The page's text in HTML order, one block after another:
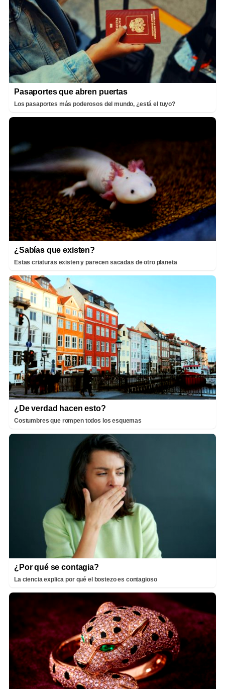
Pasaportes que abren puertas
Los pasaportes más poderosos del mundo, ¿está el tuyo?
¿Sabías que existen?
Estas criaturas existen y parecen sacadas de otro planeta
¿De verdad hacen esto?
Costumbres que rompen todos los esquemas
¿Por qué se contagia?
La ciencia explica por qué el bostezo es contagioso